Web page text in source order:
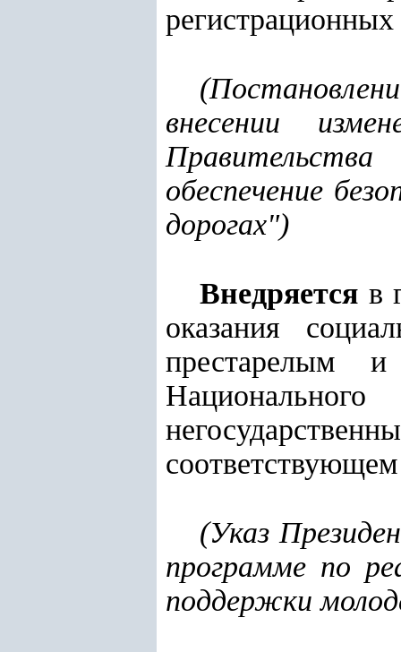
(
внесении
обеспечение
дорогах")
Внедряется в
оказания
престарелым
(Указ
программе по
поддержки